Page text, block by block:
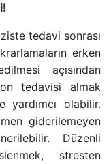
tedavi sonrası
erken
açısından
tedavisi almak
yardımcı olabilir.
giderilemeyen
Düzenli
stresten